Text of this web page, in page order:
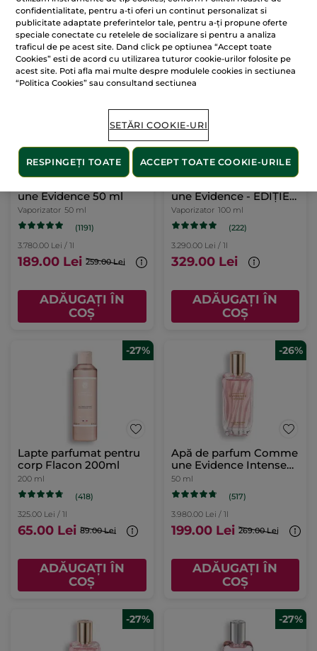
ADĂUGAȚI ÎN
COȘ
ADĂUGAȚI ÎN
COȘ
-27%
une Evidence 50 ml
Vaporizator 50 ml
(1191)
3.780.00 Lei / 1l
189.00 Lei 259.00 Lei
ADĂUGAȚI ÎN
COȘ
une Evidence - EDIȚIE
DE COLECȚIE
Vaporizator 100 ml
(222)
3.290.00 Lei / 1l
329.00 Lei
ADĂUGAȚI ÎN
COȘ
-27%
Lapte parfumat pentru
corp Flacon 200ml
200 ml
(418)
325.00 Lei / 1l
65.00 Lei 89.00 Lei
ADĂUGAȚI ÎN
COȘ
-26%
Apă de parfum Comme
une Evidence Intense
50ml
50 ml
(517)
3.980.00 Lei / 1l
199.00 Lei 269.00 Lei
ADĂUGAȚI ÎN
COȘ
-27% -27%
confidentialitate, pentru a-ti oferi un continut personalizat si
publicitate adaptate preferintelor tale, pentru a-ți propune oferte
speciale conectate cu retelele de socializare si pentru a analiza
traficul de pe acest site. Dand click pe optiunea “Accept toate
Cookies” esti de acord cu utilizarea tuturor cookie-urilor folosite pe
acest site. Poti afla mai multe despre modulele cookies in sectiunea
“Politica Cookies” sau consultand sectiunea
SETĂRI COOKIE-URI
RESPINGEȚI TOATE ACCEPT TOATE COOKIE-URILE